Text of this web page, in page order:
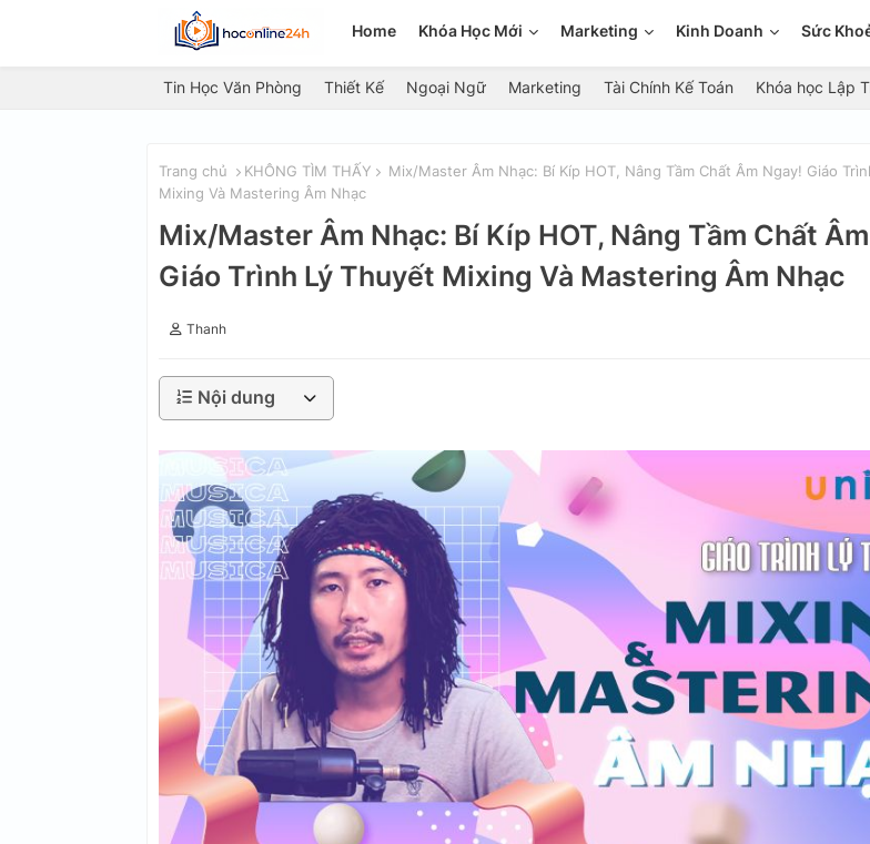
Home Khóa Học Mới Marketing Kinh Doanh Sức
Tin Học Văn Phòng Thiết Kế Ngoại Ngữ Marketing Tài Chính Kế Toán Khóa học Lập
Trang chủ KHÔNG TÌM THẤY
Mix/Master Âm Nhạc: Bí Kíp HOT, Nâng Tầm Chất Âm Ngay! Giáo
Mixing Và Mastering Âm Nhạc
Mix/Master Âm Nhạc: Bí Kíp HOT, Nâng Tầm Chất
Giáo Trình Lý Thuyết Mixing Và Mastering Âm Nhạc
Thanh
Nội dung